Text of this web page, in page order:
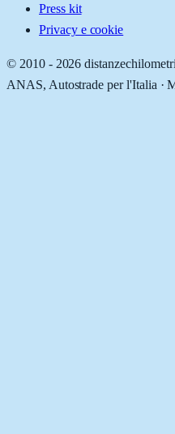
Press kit
Privacy e cookie
© 2010 - 2026
ANAS, Autostrade per l'Italia ·